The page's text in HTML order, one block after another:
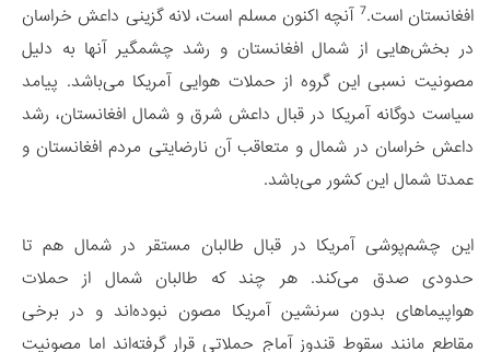
افغانستان است.7 آنچه اکنون مسلم است، لانه گزینی داعش خراسان
در بخش‌هایی از شمال افغانستان و رشد چشمگیر آنها به دلیل
مصونیت نسبی این گروه از حملات هوایی آمریکا می‌باشد. پیامد
سیاست دوگانه آمریکا در قبال داعش شرق و شمال افغانستان، رشد
داعش خراسان در شمال و متعاقب آن نارضایتی مردم افغانستان و
عمدتا شمال این کشور می‌باشد.
این چشم‌پوشی آمریکا در قبال طالبان مستقر در شمال هم تا
حدودی صدق می‌کند. هر چند که طالبان شمال از حملات
هواپیماهای بدون سرنشین آمریکا مصون نبوده‌اند و در برخی
مقاطع مانند سقوط قندوز آماج حملاتی قرار گرفته‌اند اما مصونیت